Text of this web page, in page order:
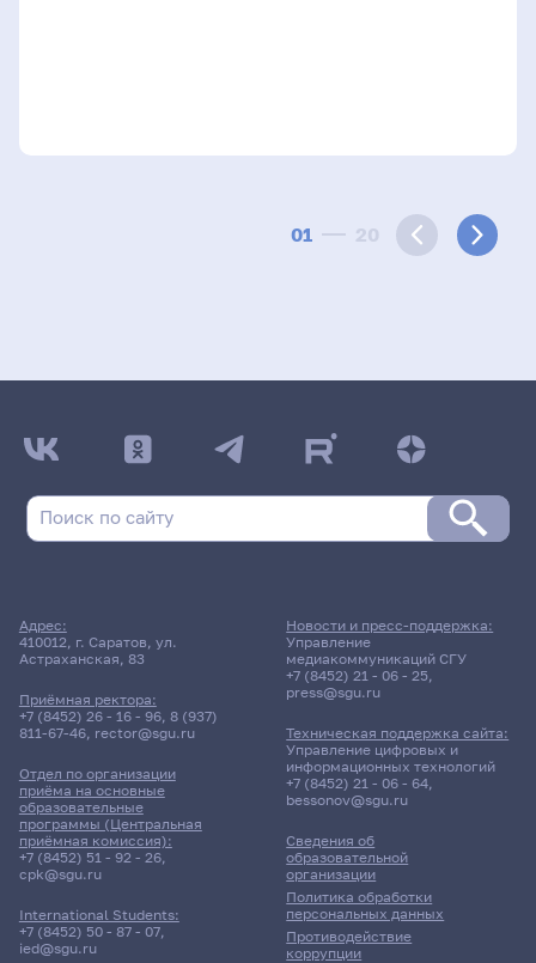
01 20
Адрес:
410012, г. Саратов, ул.
Астраханская, 83
Приёмная ректора:
+7 (8452) 26 - 16 - 96, 8 (937)
811-67-46, rector@sgu.ru
Отдел по организации
приёма на основные
образовательные
программы (Центральная
приёмная комиссия):
+7 (8452) 51 - 92 - 26,
cpk@sgu.ru
International Students:
+7 (8452) 50 - 87 - 07,
ied@sgu.ru
Сведения об
образовательной
организации
Политика обработки
персональных данных
Противодействие
коррупции
Новости и пресс-поддержка:
Управление
медиакоммуникаций СГУ
+7 (8452) 21 - 06 - 25,
press@sgu.ru
Техническая поддержка сайта:
Управление цифровых и
информационных технологий
+7 (8452) 21 - 06 - 64,
bessonov@sgu.ru